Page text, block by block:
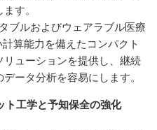
す。
ブルおよびウェアラブル医療
算能力を備えたコンパクト
ューションを提供し、継続
ータ分析を容易にします。
ト工学と予知保全の強化